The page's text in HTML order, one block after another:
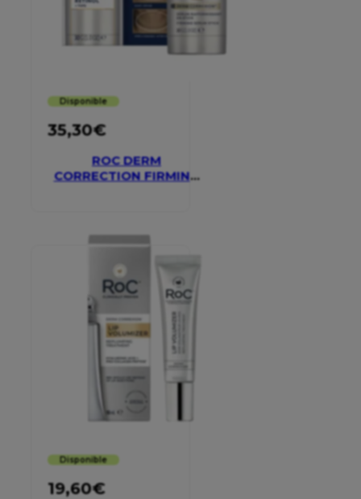
Disponible
35,30€
ROC DERM
CORRECTION FIRMING
Disponible
19,60€